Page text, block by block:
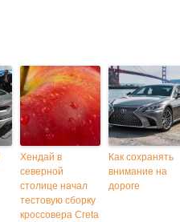
Хендай в
северной
столице начал
тестовую сборку
кроссовера Creta
Как сохранять
внимание на
дороге